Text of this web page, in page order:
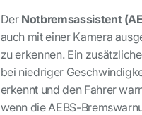
Der Notbremsassistent
auch mit einer Kamera
zu erkennen. Ein
bei niedriger
erkennt und den Fahrer
wenn die AEBS-